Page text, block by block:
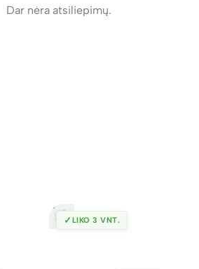
Dar nėra atsiliepimų.
✓ LIKO 3 VNT.